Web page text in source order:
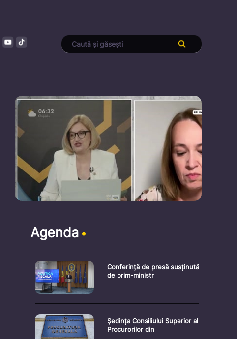
Agenda
Conferință de presă susținută
de prim-ministr
Ședința Consiliului Superior al
Procurorilor din